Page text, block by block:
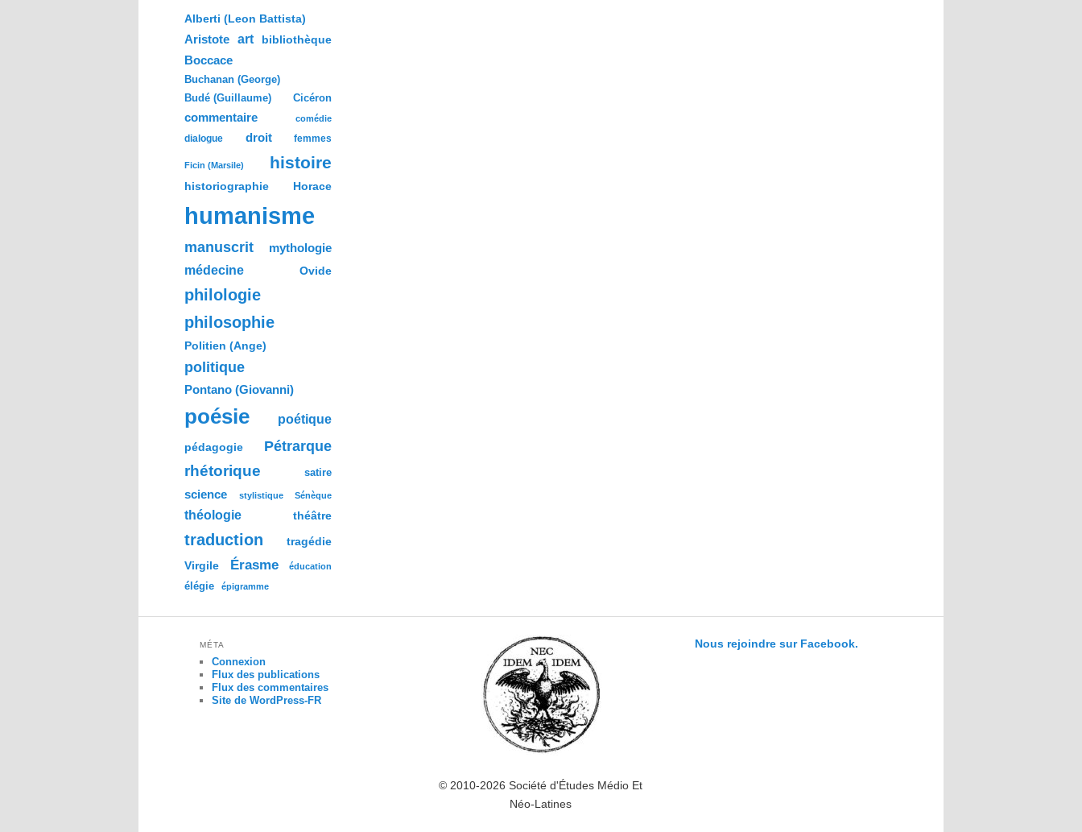
e
c
e
Alberti (Leon Battista)
Aristote art bibliothèque
Boccace
Buchanan (George)
Budé (Guillaume) Cicéron
commentaire comédie
dialogue droit femmes
Ficin (Marsile) histoire
historiographie Horace
humanisme
manuscrit
mythologie
médecine
Ovide
philologie
philosophie
Politien (Ange)
politique
Pontano (Giovanni)
poésie poétique
pédagogie Pétrarque
rhétorique satire
science stylistique Sénèque
théologie théâtre
traduction
tragédie
Virgile
Érasme éducation
élégie épigramme
MÉTA
Connexion
Flux des publications
Flux des commentaires
Site de WordPress-FR
© 2010-2026 Société d'Études Médio Et
Néo-Latines
Nous rejoindre sur Facebook.